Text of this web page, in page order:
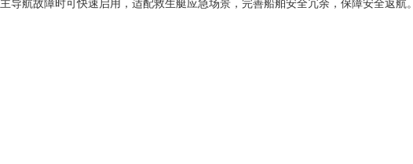
主导航故障时可快速启用，适配救生艇应急场景，完善船舶安全冗余，保障安全返航。